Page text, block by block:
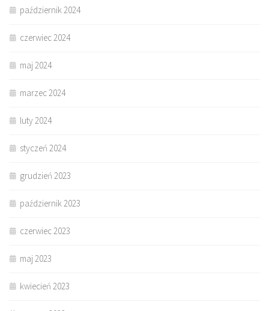
październik 2024
czerwiec 2024
maj 2024
marzec 2024
luty 2024
styczeń 2024
grudzień 2023
październik 2023
czerwiec 2023
maj 2023
kwiecień 2023